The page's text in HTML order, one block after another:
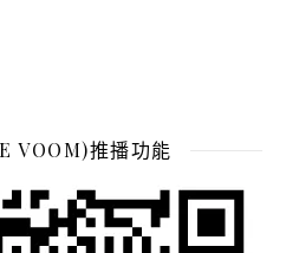
VOOM)推播功能